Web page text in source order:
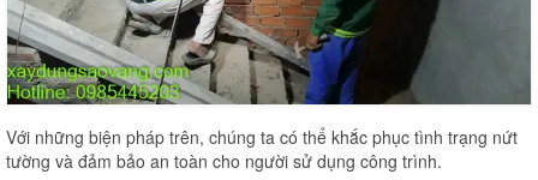
Với những biện pháp trên, chúng ta có thể khắc phục tình trạng nứt
tường và đảm bảo an toàn cho người sử dụng công trình.